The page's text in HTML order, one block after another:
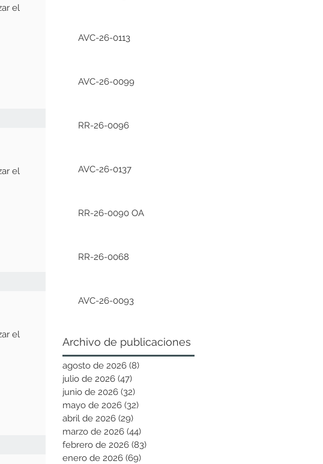
AVC-26-0113
AVC-26-0099
RR-26-0096
AVC-26-0137
RR-26-0090 OA
RR-26-0068
AVC-26-0093
Archivo de publicaciones
agosto de 2026 (8)
julio de 2026 (47)
junio de 2026 (32)
mayo de 2026 (32)
abril de 2026 (29)
marzo de 2026 (44)
febrero de 2026 (83)
enero de 2026 (69)